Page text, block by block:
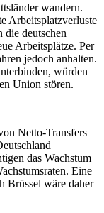
wandern.
Arbeitsplatzverluste
die deutschen
Arbeitsplätze. Per
jedoch anhalten.
würden
Union stören.
Netto-Transfers
das Wachstum
Eine
Brüssel wäre daher